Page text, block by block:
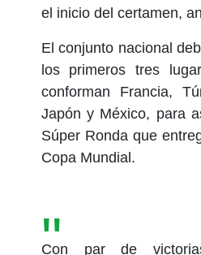
el inicio del certamen,
El conjunto nacional
los primeros tres
conforman Francia,
Japón y México, para
Súper Ronda que
Copa Mundial.
Con par de